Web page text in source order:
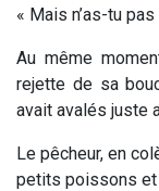
« Mais n’as-tu
Au même
rejette de sa
avait avalés juste
Le pêcheur, en
petits poissons et